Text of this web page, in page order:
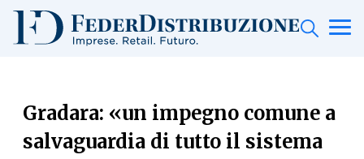
Gradara: «un impegno comune a
salvaguardia di tutto il sistema